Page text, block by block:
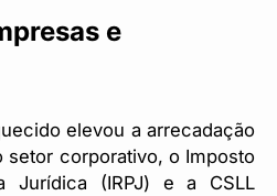
e
elevou a arrecadação
setor corporativo, o Imposto
Jurídica (IRPJ) e a CSLL